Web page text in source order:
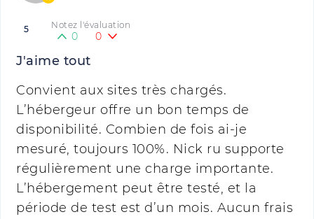
5 Notez l'évaluation
0 0
J'aime tout
Convient aux sites très chargés.
L’hébergeur offre un bon temps de
disponibilité. Combien de fois ai-je
mesuré, toujours 100%. Nick ru supporte
régulièrement une charge importante.
L’hébergement peut être testé, et la
période de test est d’un mois. Aucun frais